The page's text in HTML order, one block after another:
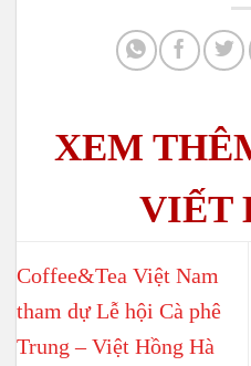
Coffee&Tea Việt Nam
tham dự Lễ hội Cà phê
Trung – Việt Hồng Hà